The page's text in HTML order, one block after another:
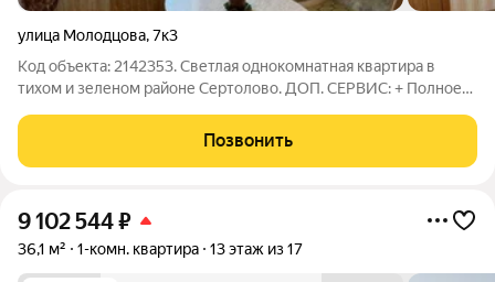
улица Молодцова,7к3
Код объекта: 2142353. Светлая однокомнатная квартира в
тихом и зеленом районе Сертолово. ДОП. СЕРВИС: + Полное
лучших условиях + Оценка обьекта недвижимости +
Страхование недвижимости и жизни
Позвонить
9 102 544₽
36,1 м² 1-комн. квартира 13 этаж из 17